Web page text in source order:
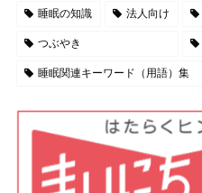
睡眠の知識 法人向け
つぶやき
睡眠関連キーワード（用語）集